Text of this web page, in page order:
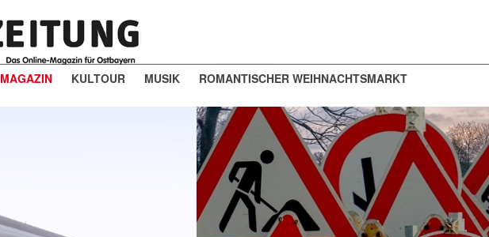
MAGAZIN KULTOUR MUSIK ROMANTISCHER WEIHNACHTSMARKT